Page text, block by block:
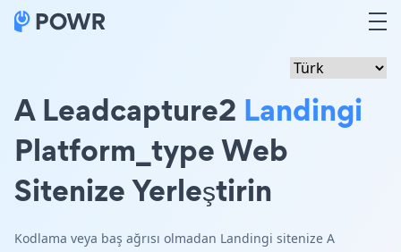
A Leadcapture2 Landingi
Platform_type Web
Sitenize Yerleştirin
Kodlama veya baş ağrısı olmadan Landingi sitenize A